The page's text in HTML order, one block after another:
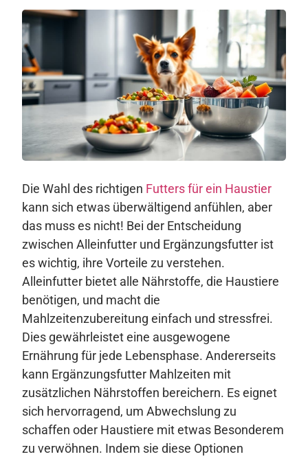
Die Wahl des richtigen Futters für ein Haustier
kann sich etwas überwältigend anfühlen, aber
das muss es nicht! Bei der Entscheidung
zwischen Alleinfutter und Ergänzungsfutter ist
es wichtig, ihre Vorteile zu verstehen.
Alleinfutter bietet alle Nährstoffe, die Haustiere
benötigen, und macht die
Mahlzeitenzubereitung einfach und stressfrei.
Dies gewährleistet eine ausgewogene
Ernährung für jede Lebensphase. Andererseits
kann Ergänzungsfutter Mahlzeiten mit
zusätzlichen Nährstoffen bereichern. Es eignet
sich hervorragend, um Abwechslung zu
schaffen oder Haustiere mit etwas Besonderem
zu verwöhnen. Indem sie diese Optionen